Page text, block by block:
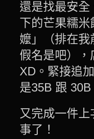
還是找最安
下的芒果糯
嬤」（排在我
假名是吧）
XD。緊接追
是35B 跟 30B
又完成一件
事了！